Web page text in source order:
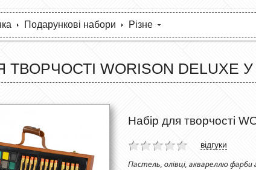
Подарункові набори Різне
ТВОРЧОСТІ WORISON
Набір для творчості
відгуки
Пастель, олівці, аквареллю